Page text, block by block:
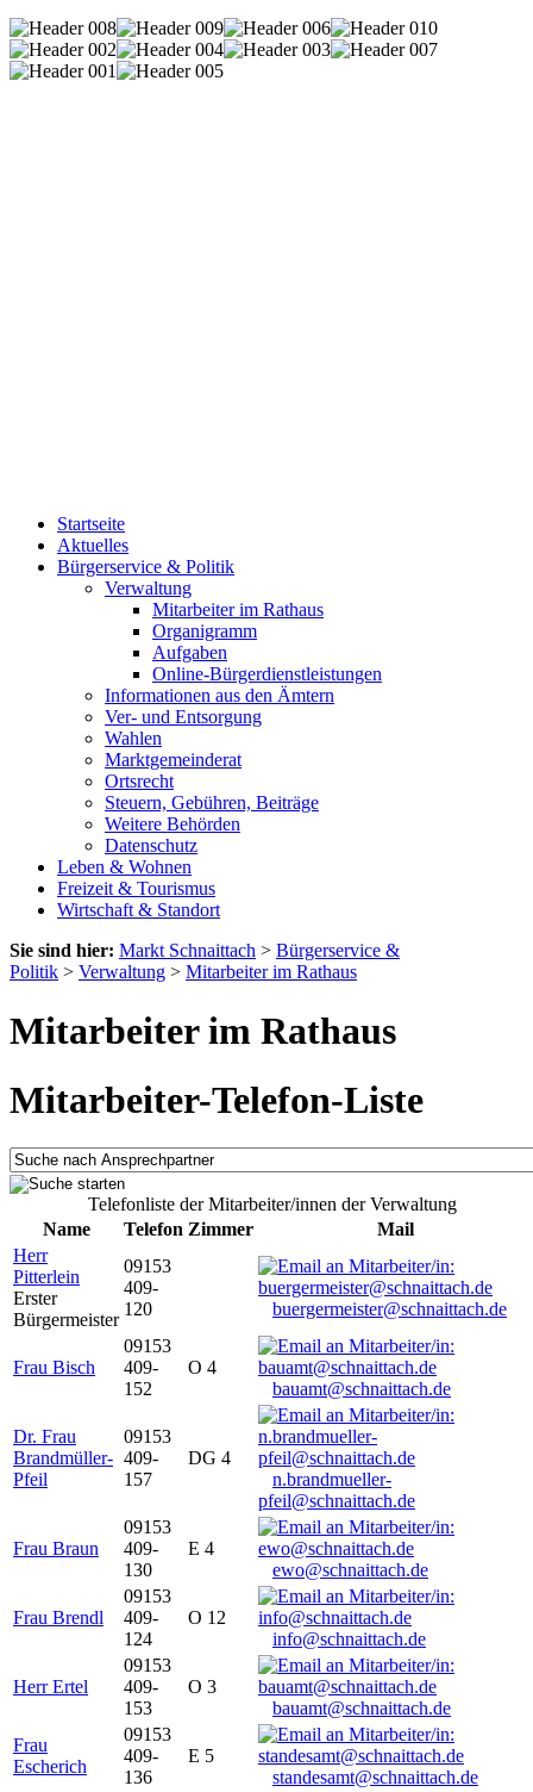
Startseite
Aktuelles
Bürgerservice & Politik
Verwaltung
Mitarbeiter im Rathaus
Organigramm
Aufgaben
Online-Bürgerdienstleistungen
Informationen aus den Ämtern
Ver- und Entsorgung
Wahlen
Marktgemeinderat
Ortsrecht
Steuern, Gebühren, Beiträge
Weitere Behörden
Datenschutz
Leben & Wohnen
Freizeit & Tourismus
Wirtschaft & Standort
Sie sind hier: Markt Schnaittach > Bürgerservice &
Politik > Verwaltung > Mitarbeiter im Rathaus
Mitarbeiter im Rathaus
Mitarbeiter-Telefon-Liste
Telefonliste der Mitarbeiter/innen der Verwaltung
Name
Telefon Zimmer
Mail
Herr
Pitterlein
Erster
Bürgermeister
09153
409-
120
buergermeister@schnaittach.de
Frau Bisch
09153
409-
152
O 4
bauamt@schnaittach.de
Dr. Frau
Brandmüller-
Pfeil
09153
409-
157
DG 4
n.brandmueller-
pfeil@schnaittach.de
Frau Braun
09153
409-
130
E 4
ewo@schnaittach.de
Frau Brendl
09153
409-
124
O 12
info@schnaittach.de
Herr Ertel
09153
409-
153
O 3
bauamt@schnaittach.de
Frau
Escherich
09153
409-
136
E 5
standesamt@schnaittach.de